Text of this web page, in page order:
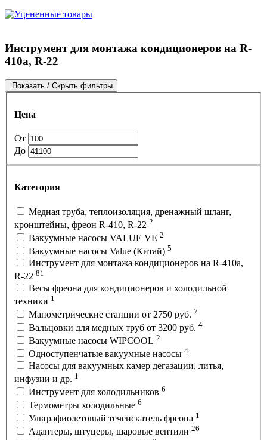
Инструмент для монтажа кондиционеров на R-
410а, R-22
Показать / Скрыть фильтры
Цена
От
До
Категория
Медная труба, теплоизоляция, дренажный шланг,
кронштейны, фреон R-410, R-22 2
Вакуумные насосы VALUE VE 2
Вакуумные насосы Value (Китай) 5
Инструмент для монтажа кондиционеров на R-410а,
R-22 81
Весы фреона для кондиционеров и холодильной
техники 1
Манометрические станции от 2750 руб. 7
Вальцовки для медных труб от 3200 руб. 4
Вакуумные насосы WIPCOOL 2
Одноступенчатые вакуумные насосы 4
Насосы для вакуумных камер дегазации, литья,
инфузии и др. 1
Инструмент для холодильников 6
Термометры холодильные 6
Ультрафиолетовый течеискатель фреона 1
Адаптеры, штуцеры, шаровые вентили 26